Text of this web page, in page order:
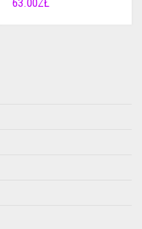
63.00ZŁ